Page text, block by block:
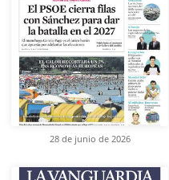
28 de junio de 2026